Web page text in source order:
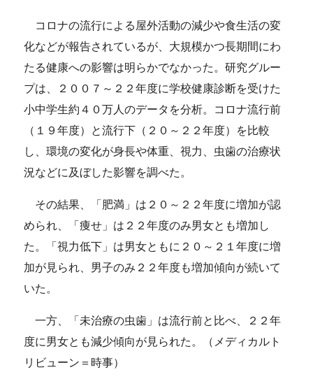
コロナの流行による屋外活動の減少や食生活の変
化などが報告されているが、大規模かつ長期間にわ
たる健康への影響は明らかでなかった。研究グルー
プは、２００７～２２年度に学校健康診断を受けた
小中学生約４０万人のデータを分析。コロナ流行前
（１９年度）と流行下（２０～２２年度）を比較
し、環境の変化が身長や体重、視力、虫歯の治療状
況などに及ぼした影響を調べた。
その結果、「肥満」は２０～２２年度に増加が認
められ、「痩せ」は２２年度のみ男女とも増加し
た。「視力低下」は男女ともに２０～２１年度に増
加が見られ、男子のみ２２年度も増加傾向が続いて
いた。
一方、「未治療の虫歯」は流行前と比べ、２２年
度に男女とも減少傾向が見られた。（メディカルト
リビューン＝時事）